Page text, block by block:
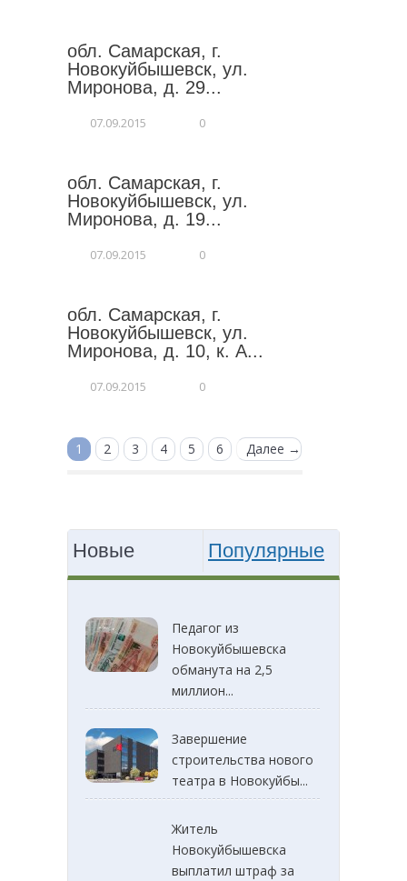
обл. Самарская, г.
Новокуйбышевск, ул.
Миронова, д. 29...
07.09.2015 0
обл. Самарская, г.
Новокуйбышевск, ул.
Миронова, д. 19...
07.09.2015 0
обл. Самарская, г.
Новокуйбышевск, ул.
Миронова, д. 10, к. А...
07.09.2015 0
1 2 3 4 5 6 Далее →
Новые Популярные
Педагог из
Новокуйбышевска
обманута на 2,5
миллион...
Завершение
строительства нового
театра в Новокуйбы...
Житель
Новокуйбышевска
выплатил штраф за